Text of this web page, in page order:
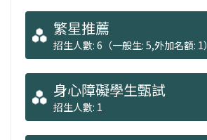
繁星推薦
招生人數: 6（一般生: 5,外加名額: 1）
身心障礙學生甄試
招生人數: 1